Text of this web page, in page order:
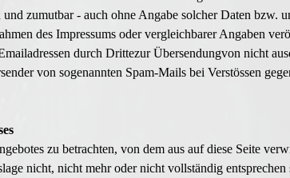
zumutbar - auch ohne Angabe solcher Daten bzw.
des Impressums oder vergleichbarer Angaben
durch Drittezur Übersendungvon nicht
von sogenannten Spam-Mails bei Verstössen
zu betrachten, von dem aus auf diese Seite
nicht, nicht mehr oder nicht vollständig